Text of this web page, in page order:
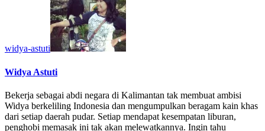
widya-astuti
Widya Astuti
Bekerja sebagai abdi negara di Kalimantan tak membuat ambisi
Widya berkeliling Indonesia dan mengumpulkan beragam kain khas
dari setiap daerah pudar. Setiap mendapat kesempatan liburan,
penghobi memasak ini tak akan melewatkannya. Ingin tahu